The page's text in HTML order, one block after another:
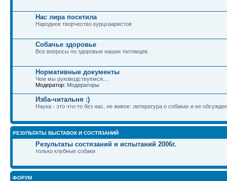
Нас лира посетила
Народное творчество курцхааристов
Собачье здоровье
Все вопросы по здоровью наших питомцев.
Нормативные документы
Чем мы руководствуемся....
Модератор: Модераторы
Изба-читальня :)
Наука - это что-то без нас, не живое: литература о собаках и ее
РЕЗУЛЬТАТЫ ВЫСТАВОК И СОСТЯЗАНИЙ
Результаты состязаний и испытаний 2006г.
только клубные собаки
ФОРУМ